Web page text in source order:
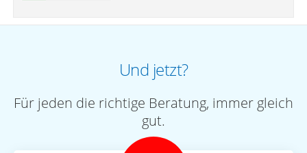
Und jetzt?
Für jeden die richtige Beratung, immer gleich
gut.